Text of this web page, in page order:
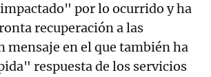
por lo ocurrido y ha
recuperación a las
mensaje en el que también ha
respuesta de los servicios